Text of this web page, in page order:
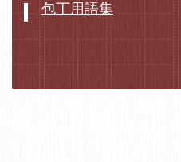
包丁用語集